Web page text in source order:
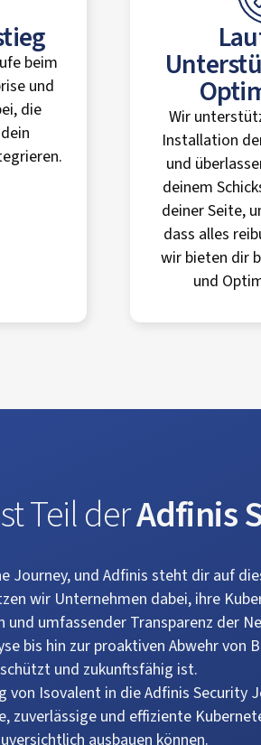
beim
und
die
Wir
Installation
und
deinem
deiner Seite,
dass alles
wir bieten dir
und
Teil derAdfinis
Journey, und Adfinis steht dir auf
wir Unternehmen dabei, ihre
und umfassender Transparenz der
bis hin zur proaktiven Abwehr
und zukunftsfähig ist.
von Isovalent in die Adfinis
zuverlässige und effiziente
ausbauen können.